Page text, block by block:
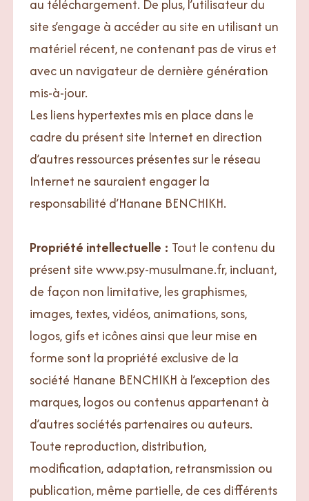
au téléchargement. De plus, l’utilisateur du
site s’engage à accéder au site en utilisant un
matériel récent, ne contenant pas de virus et
avec un navigateur de dernière génération
mis-à-jour.
Les liens hypertextes mis en place dans le
cadre du présent site Internet en direction
d’autres ressources présentes sur le réseau
Internet ne sauraient engager la
responsabilité d’Hanane BENCHIKH.
Propriété intellectuelle : Tout le contenu du
présent site www.psy-musulmane.fr, incluant,
de façon non limitative, les graphismes,
images, textes, vidéos, animations, sons,
logos, gifs et icônes ainsi que leur mise en
forme sont la propriété exclusive de la
société Hanane BENCHIKH à l’exception des
marques, logos ou contenus appartenant à
d’autres sociétés partenaires ou auteurs.
Toute reproduction, distribution,
modification, adaptation, retransmission ou
publication, même partielle, de ces différents